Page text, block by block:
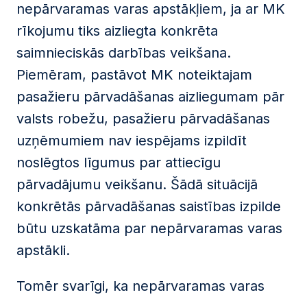
nepārvaramas varas apstākļiem, ja ar MK
rīkojumu tiks aizliegta konkrēta
saimnieciskās darbības veikšana.
Piemēram, pastāvot MK noteiktajam
pasažieru pārvadāšanas aizliegumam pār
valsts robežu, pasažieru pārvadāšanas
uzņēmumiem nav iespējams izpildīt
noslēgtos līgumus par attiecīgu
pārvadājumu veikšanu. Šādā situācijā
konkrētās pārvadāšanas saistības izpilde
būtu uzskatāma par nepārvaramas varas
apstākli.
Tomēr svarīgi, ka nepārvaramas varas